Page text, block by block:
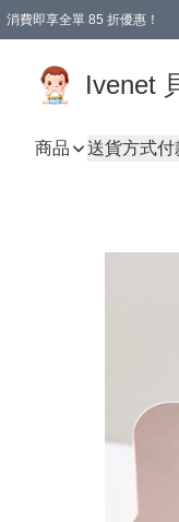
消費即享全單 85 折優惠！
Ivenet
商品 送貨方式付